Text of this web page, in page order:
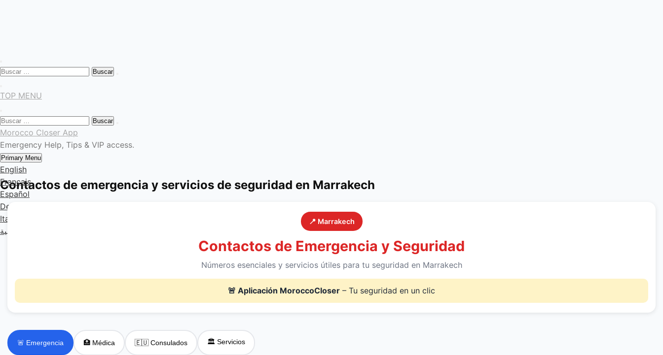
Buscar:
TOP MENU
Buscar:
Morocco Closer App
Emergency Help, Tips & VIP access.
Primary Menu
English
Français
Español
Deutsch
Italiano
العربية
Contactos de emergencia y servicios de seguridad en Marrakech
📍 Marrakech
Contactos de Emergencia y Seguridad
Números esenciales y servicios útiles para tu seguridad en Marrakech
🚨 Aplicación MoroccoCloser – Tu seguridad en un clic
🚨 Emergencia 🏥 Médica 🇪🇺 Consulados 🏛️ Servicios